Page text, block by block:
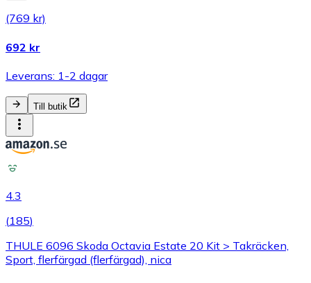
(769 kr)
692 kr
Leverans: 1-2 dagar
Till butik
4.3
(185)
THULE 6096 Skoda Octavia Estate 20 Kit > Takräcken,
Sport, flerfärgad (flerfärgad), nica